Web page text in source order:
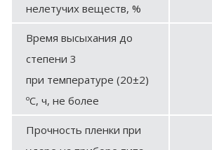
нелетучих веществ, %
Время высыхания до
степени 3
при температуре (20±2)
ºС, ч, не более
Прочность пленки при